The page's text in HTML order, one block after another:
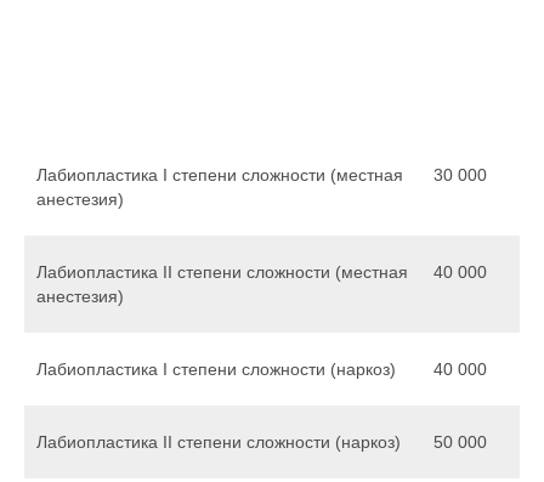
Лабиопластика I степени сложности (местная
анестезия)
30 000
Лабиопластика II степени сложности (местная
анестезия)
40 000
Лабиопластика I степени сложности (наркоз) 40 000
Лабиопластика II степени сложности (наркоз) 50 000